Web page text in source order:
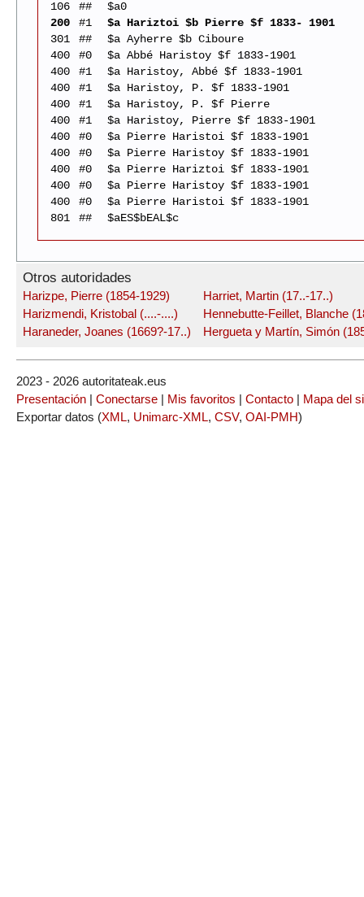
106
##
$a0
200
#1
$a Hariztoi $b Pierre $f 1833- 1901
301
##
$a Ayherre $b Ciboure
400
#0
$a Abbé Haristoy $f 1833-1901
400
#1
$a Haristoy, Abbé $f 1833-1901
400
#1
$a Haristoy, P. $f 1833-1901
400
#1
$a Haristoy, P. $f Pierre
400
#1
$a Haristoy, Pierre $f 1833-1901
400
#0
$a Pierre Haristoi $f 1833-1901
400
#0
$a Pierre Haristoy $f 1833-1901
400
#0
$a Pierre Hariztoi $f 1833-1901
400
#0
$a Pierre Haristoy $f 1833-1901
400
#0
$a Pierre Haristoi $f 1833-1901
801
## $aES$bEAL$c
Otros autoridades
Harizpe, Pierre (1854-1929)
Harizmendi, Kristobal (....-....)
Haraneder, Joanes (1669?-17..)
Harriet, Martin (17..-17..)
Hennebutte-Feillet, Blanche
Hergueta y Martín, Simón
2023 - 2026 autoritateak.eus
Presentación | Conectarse | Mis favoritos | Contacto | Mapa del
Exportar datos (XML, Unimarc-XML, CSV, OAI-PMH)